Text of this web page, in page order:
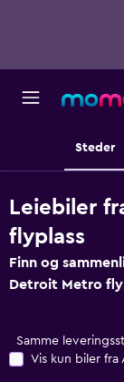
Steder
Leiebiler
flyplass
Finn og
Detroit Metro
Samme
Vis kun biler fra